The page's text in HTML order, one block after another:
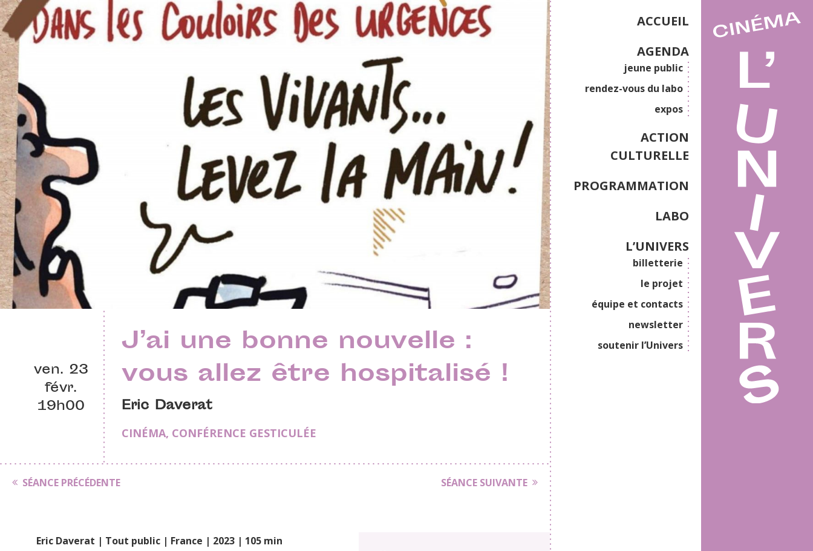
ACCUEIL
AGENDA
jeune public
rendez-vous du labo
expos
ACTION
CULTURELLE
PROGRAMMATION
LABO
L’UNIVERS
billetterie
le projet
équipe et contacts
newsletter
soutenir l’Univers
ven. 23
févr.
19h00
J’ai une bonne nouvelle :
vous allez être hospitalisé !
Eric Daverat
CINÉMA, CONFÉRENCE GESTICULÉE
SÉANCE PRÉCÉDENTE SÉANCE SUIVANTE
Eric Daverat | Tout public | France | 2023 | 105 min